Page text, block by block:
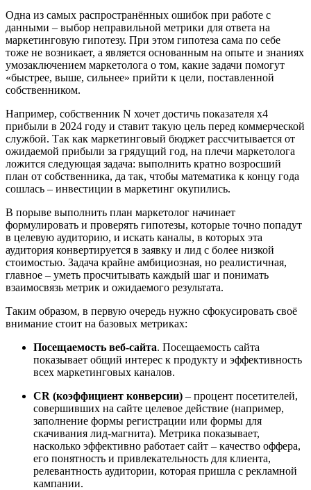
Одна из самых распространённых ошибок при работе с
данными – выбор неправильной метрики для ответа на
маркетинговую гипотезу. При этом гипотеза сама по себе
тоже не возникает, а является основанным на опыте и знаниях
умозаключением маркетолога о том, какие задачи помогут
«быстрее, выше, сильнее» прийти к цели, поставленной
собственником.
Например, собственник N хочет достичь показателя х4
прибыли в 2024 году и ставит такую цель перед коммерческой
службой. Так как маркетинговый бюджет рассчитывается от
ожидаемой прибыли за грядущий год, на плечи маркетолога
ложится следующая задача: выполнить кратно возросший
план от собственника, да так, чтобы математика к концу года
сошлась – инвестиции в маркетинг окупились.
В порыве выполнить план маркетолог начинает
формулировать и проверять гипотезы, которые точно попадут
в целевую аудиторию, и искать каналы, в которых эта
аудитория конвертируется в заявку и лид с более низкой
стоимостью. Задача крайне амбициозная, но реалистичная,
главное – уметь просчитывать каждый шаг и понимать
взаимосвязь метрик и ожидаемого результата.
Таким образом, в первую очередь нужно сфокусировать своё
внимание стоит на базовых метриках:
Посещаемость веб-сайта. Посещаемость сайта
показывает общий интерес к продукту и эффективность
всех маркетинговых каналов.
CR (коэффициент конверсии) – процент посетителей,
совершивших на сайте целевое действие (например,
заполнение формы регистрации или формы для
скачивания лид-магнита). Метрика показывает,
насколько эффективно работает сайт – качество оффера,
его понятность и привлекательность для клиента,
релевантность аудитории, которая пришла с рекламной
кампании.